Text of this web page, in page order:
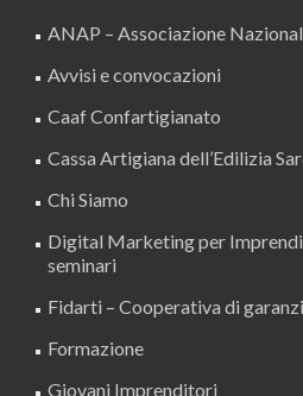
ANAP – Associazione
Avvisi e convocazioni
Caaf Confartigianato
Cassa Artigiana dell’Edilizia
Chi Siamo
Digital Marketing per
seminari
Fidarti – Cooperativa di
Formazione
Giovani Imprenditori